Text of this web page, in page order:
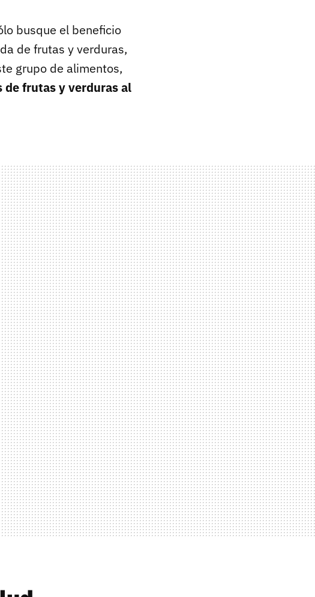
busque el beneficio
de frutas y verduras,
grupo de alimentos,
de frutas y verduras al